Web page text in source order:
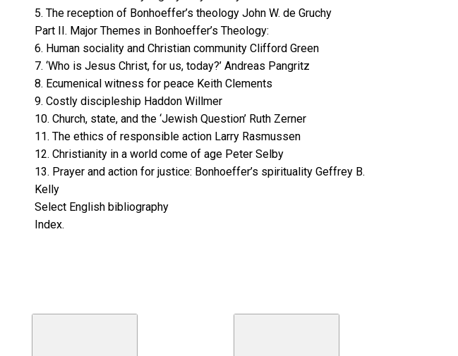
5. The reception of Bonhoeffer’s theology John W. de Gruchy
Part II. Major Themes in Bonhoeffer’s Theology:
6. Human sociality and Christian community Clifford Green
7. ‘Who is Jesus Christ, for us, today?’ Andreas Pangritz
8. Ecumenical witness for peace Keith Clements
9. Costly discipleship Haddon Willmer
10. Church, state, and the ‘Jewish Question’ Ruth Zerner
11. The ethics of responsible action Larry Rasmussen
12. Christianity in a world come of age Peter Selby
13. Prayer and action for justice: Bonhoeffer’s spirituality Geffrey B.
Kelly
Select English bibliography
Index.